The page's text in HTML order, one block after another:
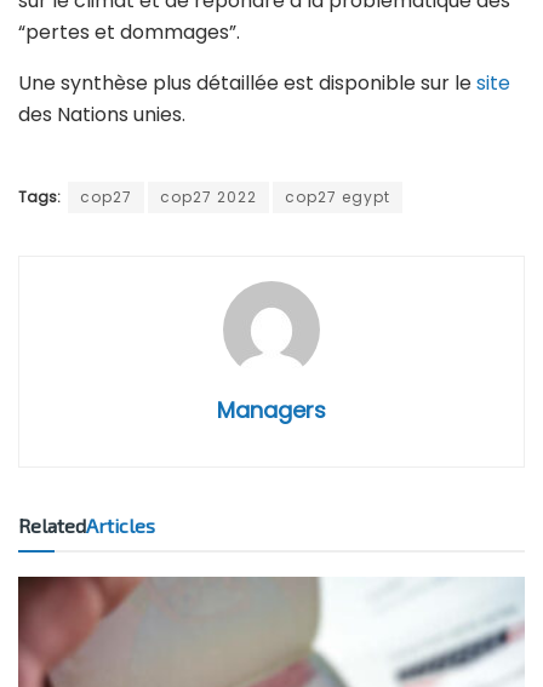
“pertes et dommages”.
Une synthèse plus détaillée est disponible sur lesite
des Nations unies.
Tags: cop27 cop27 2022 cop27 egypt
Managers
RelatedArticles